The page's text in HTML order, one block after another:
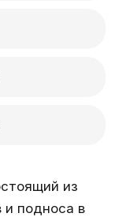
из
и подноса в